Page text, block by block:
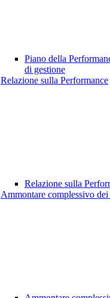
Piano della
di gestione
Relazione sulla Performance
Relazione sulla
Ammontare complessivo dei